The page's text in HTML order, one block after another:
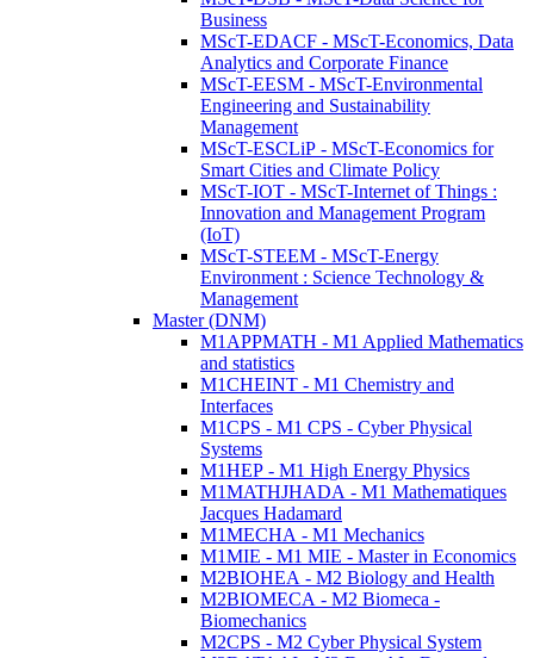
Business
MScT-EDACF - MScT-Economics, Data
Analytics and Corporate Finance
MScT-EESM - MScT-Environmental
Engineering and Sustainability
Management
MScT-ESCLiP - MScT-Economics for
Smart Cities and Climate Policy
MScT-IOT - MScT-Internet of Things :
Innovation and Management Program
(IoT)
MScT-STEEM - MScT-Energy
Environment : Science Technology &
Management
Master (DNM)
M1APPMATH - M1 Applied Mathematics
and statistics
M1CHEINT - M1 Chemistry and
Interfaces
M1CPS - M1 CPS - Cyber Physical
Systems
M1HEP - M1 High Energy Physics
M1MATHJHADA - M1 Mathematiques
Jacques Hadamard
M1MECHA - M1 Mechanics
M1MIE - M1 MIE - Master in Economics
M2BIOHEA - M2 Biology and Health
M2BIOMECA - M2 Biomeca -
Biomechanics
M2CPS - M2 Cyber Physical System